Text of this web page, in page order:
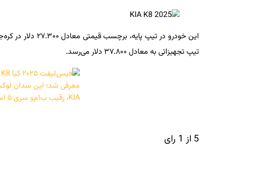
این خودرو در تیپ
تیپ تجهیزاتی به معادل ۳۷.۸۰۰ دلار می‌رسد.
5 از 1 رای